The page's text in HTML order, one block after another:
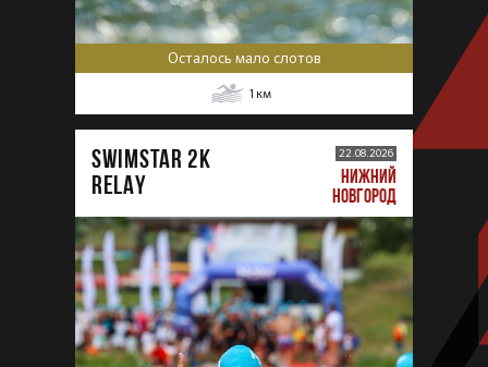
Осталось мало слотов
1 км
SWIMSTAR 2K
RELAY
22.08.2026
НИЖНИЙ
НОВГОРОД